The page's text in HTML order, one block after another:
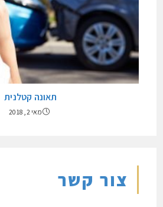
תאונה קטלנית
מאי 2, 2018
צור קשר